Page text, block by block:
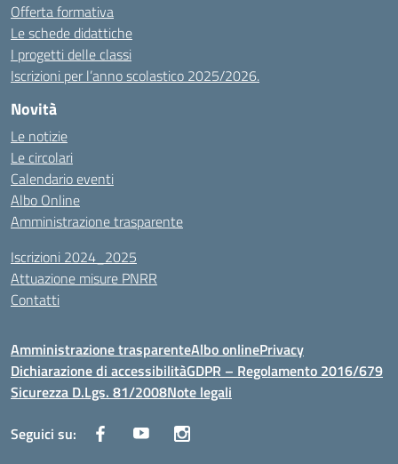
Offerta formativa
Le schede didattiche
I progetti delle classi
Iscrizioni per l’anno scolastico 2025/2026.
Novità
Le notizie
Le circolari
Calendario eventi
Albo Online
Amministrazione trasparente
Iscrizioni 2024_2025
Attuazione misure PNRR
Contatti
Amministrazione trasparenteAlbo onlinePrivacy
Dichiarazione di accessibilitàGDPR – Regolamento 2016/679
Sicurezza D.Lgs. 81/2008Note legali
Seguici su: